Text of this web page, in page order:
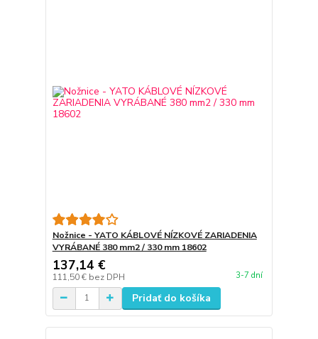
Nožnice - YATO KÁBLOVÉ NÍZKOVÉ ZARIADENIA
VYRÁBANÉ 380 mm2 / 330 mm 18602
137,14 €
111,50 € bez DPH 3-7 dní
Pridať do košíka